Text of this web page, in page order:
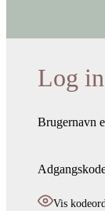
Brugernavn
Vis